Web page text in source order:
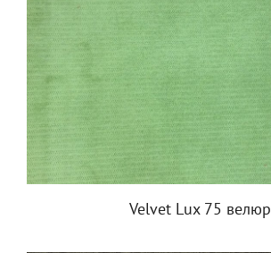
Velvet Lux 75 велюр